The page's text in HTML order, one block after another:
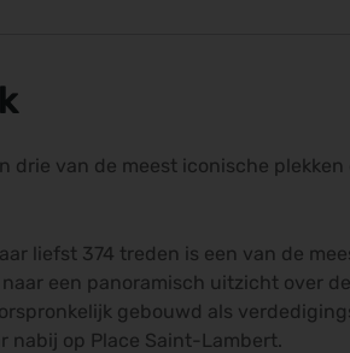
van de meest iconische
liefst 374 treden is een van de
een panoramisch uitzicht over
gebouwd als
nabij op Place Saint-Lambert.